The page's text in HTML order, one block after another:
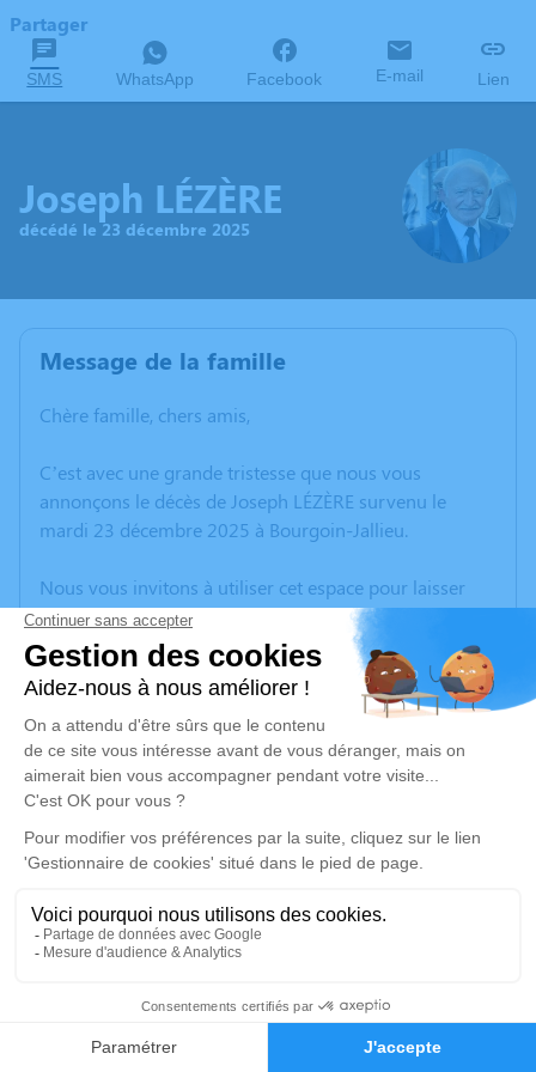
Faire-part Hommages
Partager
SMS WhatsApp Facebook E-mail Lien
Joseph LÉZÈRE
décédé le 23 décembre 2025
Message de la famille
Chère famille, chers amis,
C’est avec une grande tristesse que nous vous
annonçons le décès de Joseph LÉZÈRE survenu le
mardi 23 décembre 2025 à Bourgoin-Jallieu.
Nous vous invitons à utiliser cet espace pour laisser
vos condoléances, partager des photos souvenirs, une
anecdote ou exprimer vos pensées à travers des
poèmes ou des textes. Cet endroit est un lieu
d'expression dédié à honorer la mémoire de Joseph
LÉZÈRE.
Un service de plantation d’arbre hommage est
disponible ici.
Je rends hommage
Cérémonie
CENTRE FUNERAIRE BOUDRIER 31 Rue Lavoisier
38300 Bourgoin Jallieu